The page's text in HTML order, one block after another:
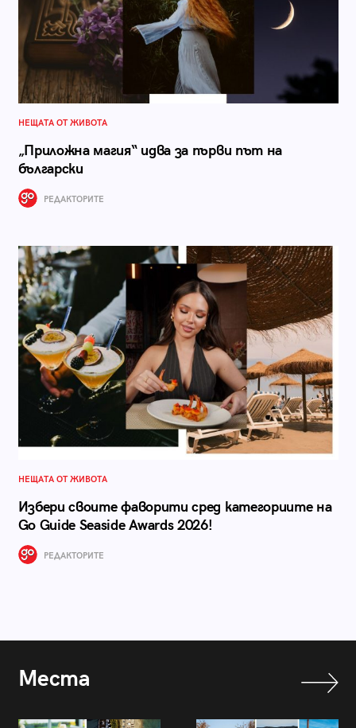
НЕЩАТА ОТ ЖИВОТА
„Приложна магия“ идва за първи път на
български
РЕДАКТОРИТЕ
НЕЩАТА ОТ ЖИВОТА
Избери своите фаворити сред категориите на
Go Guide Seaside Awards 2026!
РЕДАКТОРИТЕ
Места